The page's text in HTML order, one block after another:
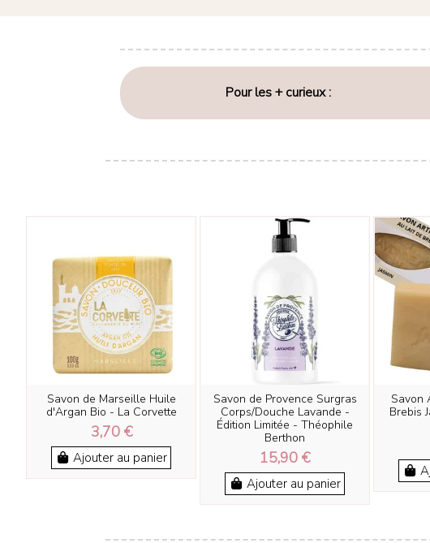
Pour les + curieux :
Savon de Marseille Huile
d'Argan Bio - La Corvette
3,70 €
Ajouter au panier
Savon de Provence Surgras
Corps/Douche Lavande -
Édition Limitée - Théophile
Berthon
15,90 €
Ajouter au panier
Savon
Brebis